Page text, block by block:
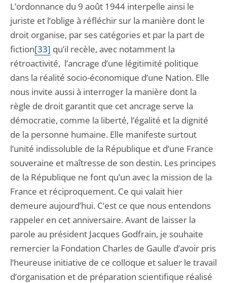
L’ordonnance du 9 août 1944 interpelle ainsi le
juriste et l’oblige à réfléchir sur la manière dont le
droit organise, par ses catégories et par la part de
fiction[33] qu’il recèle, avec notamment la
rétroactivité, l’ancrage d’une légitimité politique
dans la réalité socio-économique d’une Nation. Elle
nous invite aussi à interroger la manière dont la
règle de droit garantit que cet ancrage serve la
démocratie, comme la liberté, l’égalité et la dignité
de la personne humaine. Elle manifeste surtout
l’unité indissoluble de la République et d’une France
souveraine et maîtresse de son destin. Les principes
de la République ne font qu’un avec la mission de la
France et réciproquement. Ce qui valait hier
demeure aujourd’hui. C’est ce que nous entendons
rappeler en cet anniversaire. Avant de laisser la
parole au président Jacques Godfrain, je souhaite
remercier la Fondation Charles de Gaulle d’avoir pris
l’heureuse initiative de ce colloque et saluer le travail
d’organisation et de préparation scientifique réalisé